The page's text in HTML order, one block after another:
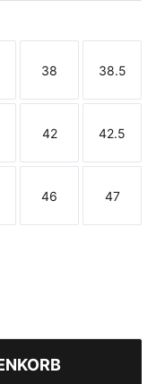
Größe
38
Größe
38.5
Größe
42
Größe
42.5
Größe
46
Größe
47